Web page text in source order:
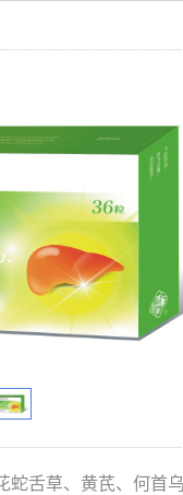
舌草、黄芪、何首乌